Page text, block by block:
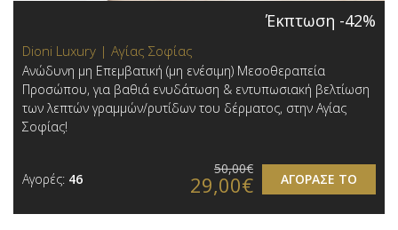
Έκπτωση -42%
Dioni Luxury | Αγίας Σοφίας
Ανώδυνη μη Επεμβατική (μη ενέσιμη) Μεσοθεραπεία
Προσώπου, για βαθιά ενυδάτωση & εντυπωσιακή βελτίωση
των λεπτών γραμμών/ρυτίδων του δέρματος, στην Αγίας
Σοφίας!
Αγορές: 46 ΑΓΟΡΑΣΕ ΤΟ
50,00€
29,00€